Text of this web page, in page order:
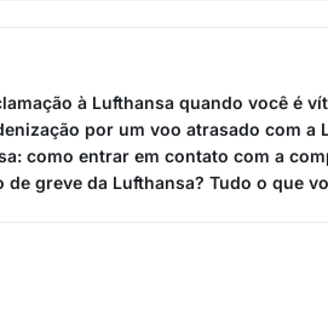
à Lufthansa quando você é
por um voo atrasado com a
como entrar em contato com a
de greve da Lufthansa? Tudo o que